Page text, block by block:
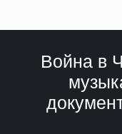
Война в